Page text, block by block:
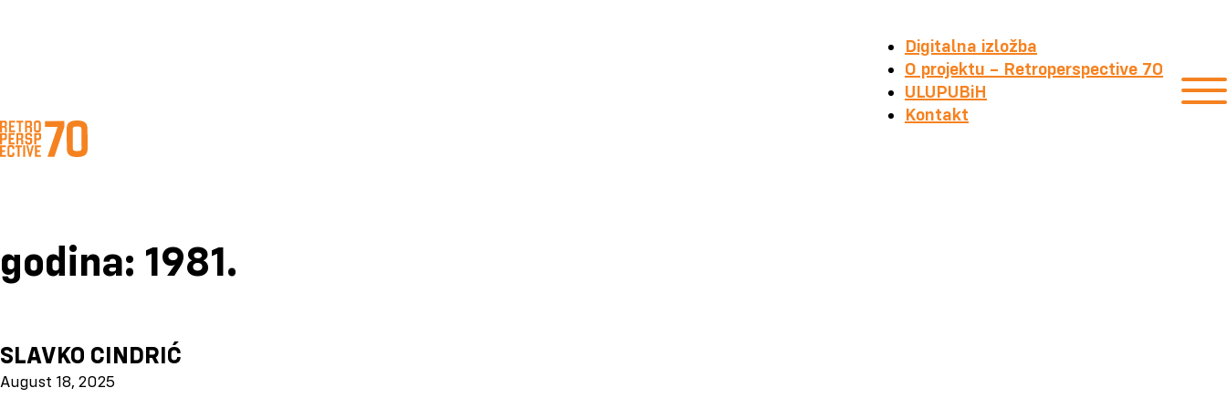
Digitalna izložba
O projektu – Retroperspective 70
ULUPUBiH
Kontakt
godina: 1981.
SLAVKO CINDRIĆ
August 18, 2025